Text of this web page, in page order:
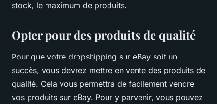
stock, le maximum de produits.
Opter pour des produits de qualité
Pour que votre dropshipping sur eBay soit un
succès, vous devrez mettre en vente des produits de
qualité. Cela vous permettra de facilement vendre
vos produits sur eBay. Pour y parvenir, vous pouvez